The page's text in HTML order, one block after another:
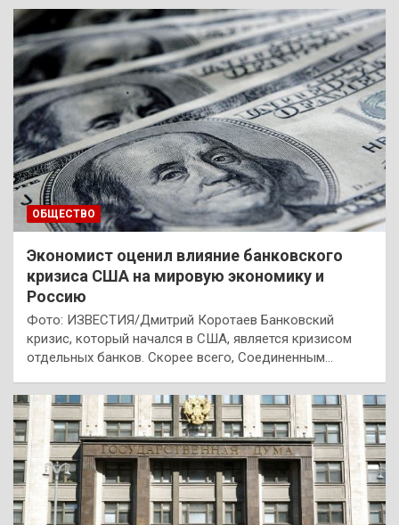
ОБЩЕСТВО
Экономист оценил влияние банковского
кризиса США на мировую экономику и
Россию
Фото: ИЗВЕСТИЯ/Дмитрий Коротаев Банковский
кризис, который начался в США, является кризисом
отдельных банков. Скорее всего, Соединенным…